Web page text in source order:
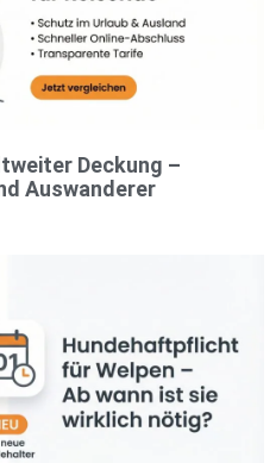
Deckung –
Auswanderer